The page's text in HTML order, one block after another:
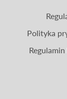
Polityka